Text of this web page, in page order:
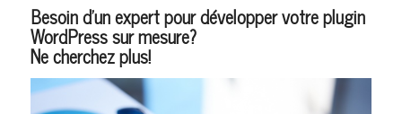
Besoin d’un expert pour développer votre plugin
WordPress sur mesure?
Ne cherchez plus!